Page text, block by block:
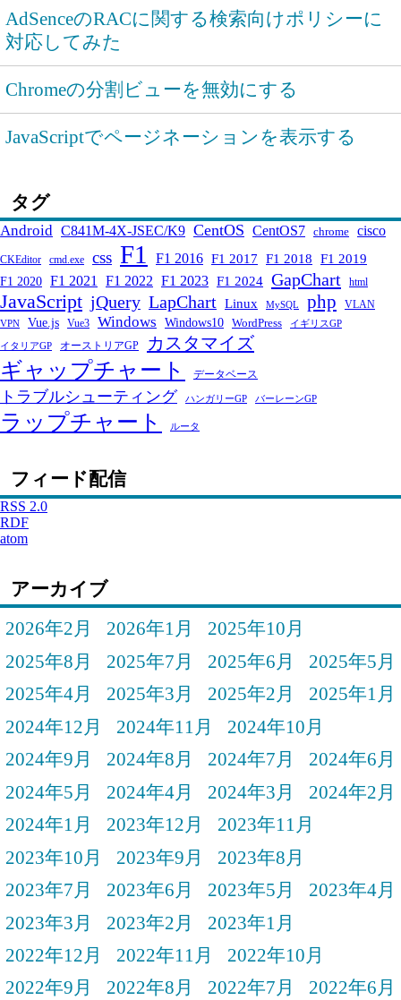
AdSenceのRACに関する検索向けポリシーに
対応してみた
Chromeの分割ビューを無効にする
JavaScriptでページネーションを表示する
タグ
Android C841M-4X-JSEC/K9 CentOS CentOS7 chrome cisco
CKEditor cmd.exe css F1 F1 2016 F1 2017 F1 2018 F1 2019
F1 2020 F1 2021 F1 2022 F1 2023 F1 2024 GapChart html
JavaScript jQuery LapChart Linux MySQL php VLAN
VPN Vue.js Vue3 Windows Windows10 WordPress イギリスGP
イタリアGP オーストリアGP カスタマイズ
ギャップチャート データベース
トラブルシューティング ハンガリーGP バーレーンGP
ラップチャート ルータ
フィード配信
RSS 2.0
RDF
atom
アーカイブ
2026年2月
2026年1月
2025年10月
2025年8月
2025年7月 2025年6月
2025年5月
2025年4月
2025年3月 2025年2月
2025年1月
2024年12月
2024年11月
2024年10月
2024年9月
2024年8月 2024年7月
2024年6月
2024年5月
2024年4月 2024年3月
2024年2月
2024年1月
2023年12月
2023年11月
2023年10月
2023年9月
2023年8月
2023年7月
2023年6月 2023年5月
2023年4月
2023年3月
2023年2月
2023年1月
2022年12月
2022年11月
2022年10月
2022年9月
2022年8月 2022年7月
2022年6月